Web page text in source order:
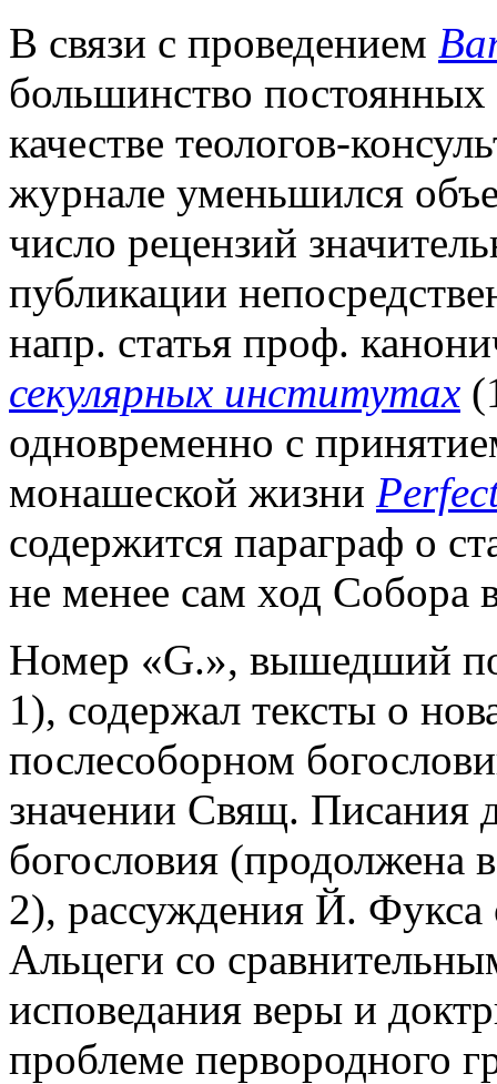
В связи с проведением
большинство постоянных
качестве теологов-
журнале уменьшился
число рецензий
публикации
напр. статья проф.
секулярных институтах
одновременно с
монашеской жизни
содержится параграф о
не менее сам ход Собора
Номер «G.», вышедший
1), содержал тексты о
послесоборном
значении Свящ. Писания
богословия (продолжена
2), рассуждения Й. Фукса
Альцеги со
исповедания веры и
проблеме первородного